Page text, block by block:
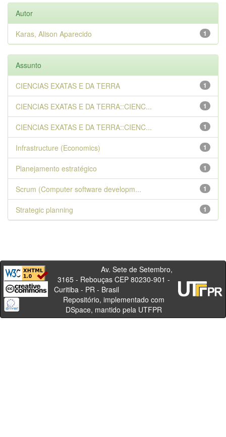
Autor
1
Karas, Alison Aparecido
Assunto
1
CIENCIAS EXATAS E DA TERRA
1
CIENCIAS EXATAS E DA TERRA::CIENC...
1
CIENCIAS EXATAS E DA TERRA::CIENC...
1
Infrastructure (Economics)
1
Planejamento estratégico
1
Scrum (Computer software developm...
1
Strategic planning
Av. Sete de Setembro,
3165 - Rebouças CEP 80230-901 -
Curitiba - PR - Brasil
Repositório, implementado com
DSpace, mantido pela UTFPR